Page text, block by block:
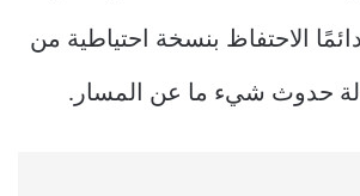
الاحتفاظ بنسخة احتياطية من
حدوث شيء ما عن المسار.